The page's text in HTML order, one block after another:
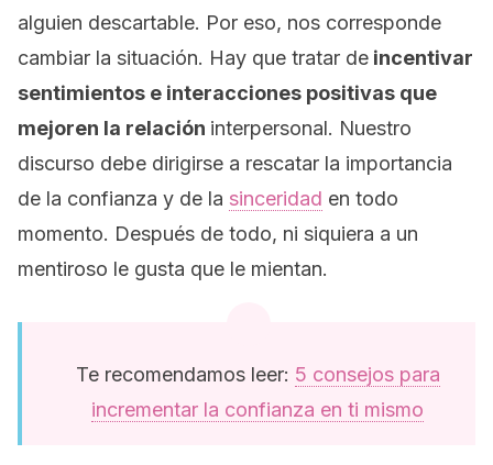
alguien descartable. Por eso, nos corresponde
cambiar la situación. Hay que tratar de incentivar
sentimientos e interacciones positivas que
mejoren la relación interpersonal. Nuestro
discurso debe dirigirse a rescatar la importancia
de la confianza y de la sinceridad en todo
momento. Después de todo, ni siquiera a un
mentiroso le gusta que le mientan.
Te recomendamos leer: 5 consejos para
incrementar la confianza en ti mismo